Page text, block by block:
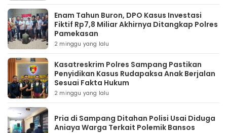
Enam Tahun Buron, DPO Kasus Investasi
Fiktif Rp7,8 Miliar Akhirnya Ditangkap Polres
Pamekasan
2 minggu yang lalu
Kasatreskrim Polres Sampang Pastikan
Penyidikan Kasus Rudapaksa Anak Berjalan
Sesuai Fakta Hukum
2 minggu yang lalu
Pria di Sampang Ditahan Polisi Usai Diduga
Aniaya Warga Terkait Polemik Bansos